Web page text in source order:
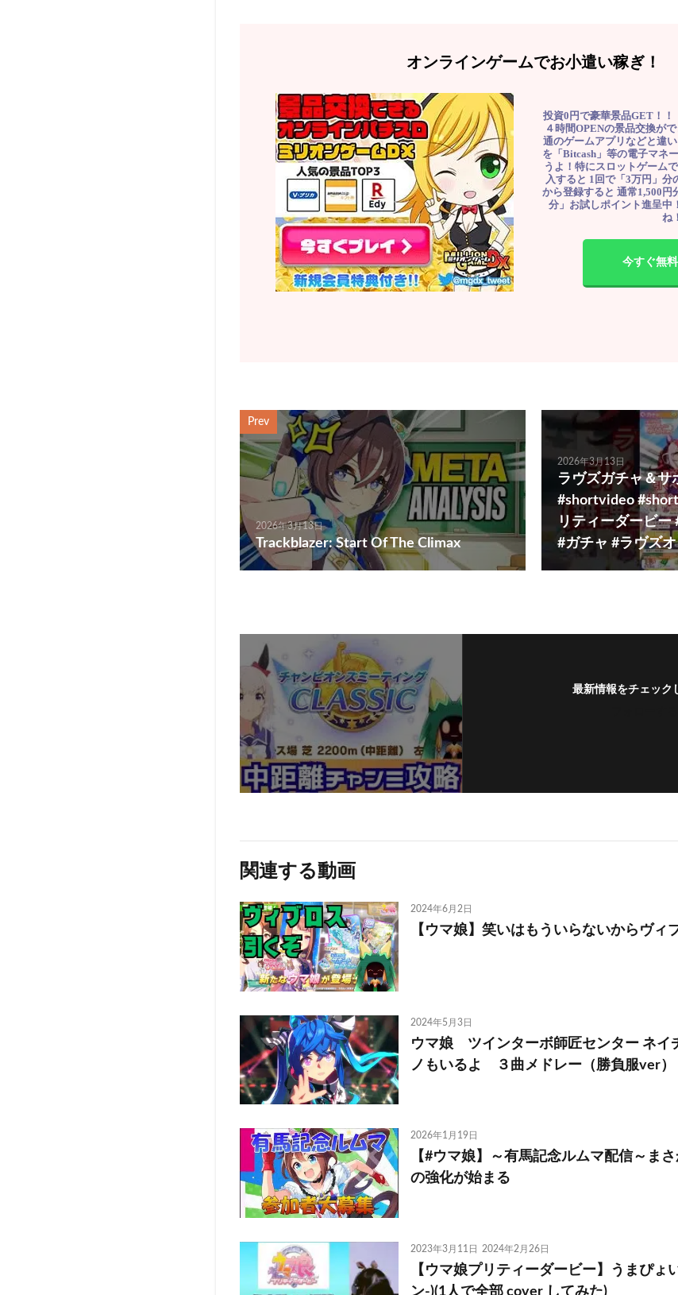
オンラインゲームでお小遣い稼ぎ！
投資0円で豪華景品GET！！
４時間OPENの景品交換が
通のゲームアプリなどと違
を「Bitcash」等の電子マネ
うよ！特にスロットゲーム
入すると 1回で「3万円」
から登録すると 通常1,500円
分」お試しポイント進呈中
ね！
今すぐ無
Prev
2026年3月13日
Trackblazer: Start Of The Climax
2026年3月13日
ラヴズガチャ＆
#shortvideo
リティーダービ
#ガチャ #ラヴズ
最新情報をチェック
関連する動画
2024年6月2日
【ウマ娘】笑いはもういらないからヴィ
2024年5月3日
ウマ娘 ツインターボ師匠センター ネ
ノもいるよ ３曲メドレー（勝負服ver）
2026年1月19日
【#ウマ娘】～有馬記念ルムマ配信～ま
の強化が始まる
2023年3月11日 2024年2月26日
【ウマ娘プリティーダービー】うまぴょ
ン-)(1人で全部 cover してみた)